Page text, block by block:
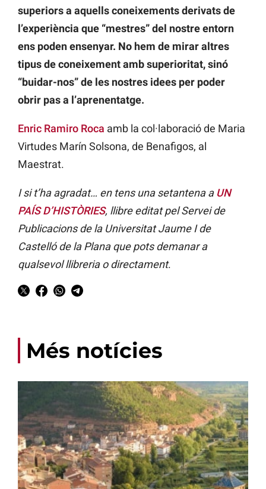
superiors a aquells coneixements derivats de
l’experiència que “mestres” del nostre entorn
ens poden ensenyar. No hem de mirar altres
tipus de coneixement amb superioritat, sinó
“buidar-nos” de les nostres idees per poder
obrir pas a l’aprenentatge.
Enric Ramiro Roca amb la col·laboració de Maria
Virtudes Marín Solsona, de Benafigos, al
Maestrat.
I si t’ha agradat… en tens una setantena a UN
PAÍS D’HISTÒRIES, llibre editat pel Servei de
Publicacions de la Universitat Jaume I de
Castelló de la Plana que pots demanar a
qualsevol llibreria o directament.
Més notícies